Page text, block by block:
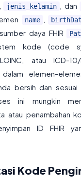
jenis_kelamin , dan
name
daya FHIR
kode (code
atau ICD-
elemen-
bersih dan
ini mungkin
atau penambahan
ID FHIR
Kode